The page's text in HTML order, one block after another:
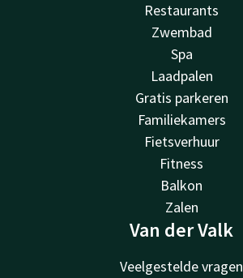
Restaurants
Zwembad
Spa
Laadpalen
Gratis parkeren
Familiekamers
Fietsverhuur
Fitness
Balkon
Zalen
Van der Valk
Veelgestelde vragen